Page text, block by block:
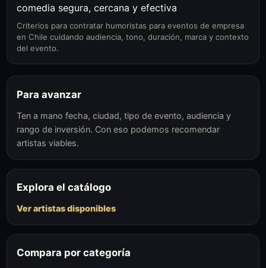
comedia segura, cercana y efectiva
Criterios para contratar humoristas para eventos de empresa
en Chile cuidando audiencia, tono, duración, marca y contexto
del evento.
Para avanzar
Ten a mano fecha, ciudad, tipo de evento, audiencia y
rango de inversión. Con eso podemos recomendar
artistas viables.
Explora el catálogo
Ver artistas disponibles
Compara por categoría